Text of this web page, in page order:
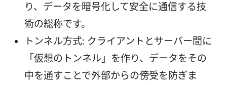
り、データを暗号化して安全に通信する技
術の総称です。
トンネル方式: クライアントとサーバー間に
「仮想のトンネル」を作り、データをその
中を通すことで外部からの傍受を防ぎま